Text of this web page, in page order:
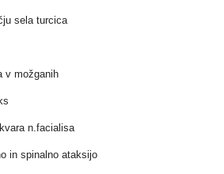
sela turcica
v možganih
n.facialisa
in spinalno ataksijo